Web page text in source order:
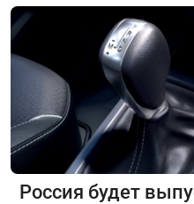
Россия будет